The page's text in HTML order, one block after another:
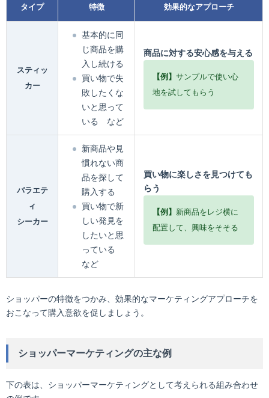
タイプ 特徴 効果的なアプローチ
スティッ
カー
基本的に同
じ商品を購
入し続ける
買い物で失
敗したくな
いと思って
いる など
商品に対する安心感を与える
【例】 サンプルで使い心
地を試してもらう
バラエテ
ィ
シーカー
新商品や見
慣れない商
品を探して
購入する
買い物で新
しい発見を
したいと思
っている
など
買い物に楽しさを見つけても
らう
【例】 新商品をレジ横に
配置して、興味をそそる
ショッパーの特徴をつかみ、効果的なマーケティングアプローチを
おこなって購入意欲を促しましょう。
ショッパーマーケティングの主な例
下の表は、ショッパーマーケティングとして考えられる組み合わせ